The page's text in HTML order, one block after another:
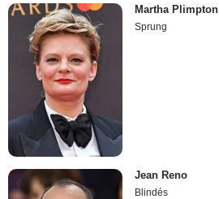
Martha Plimpton
Sprung
Jean Reno
Blindés